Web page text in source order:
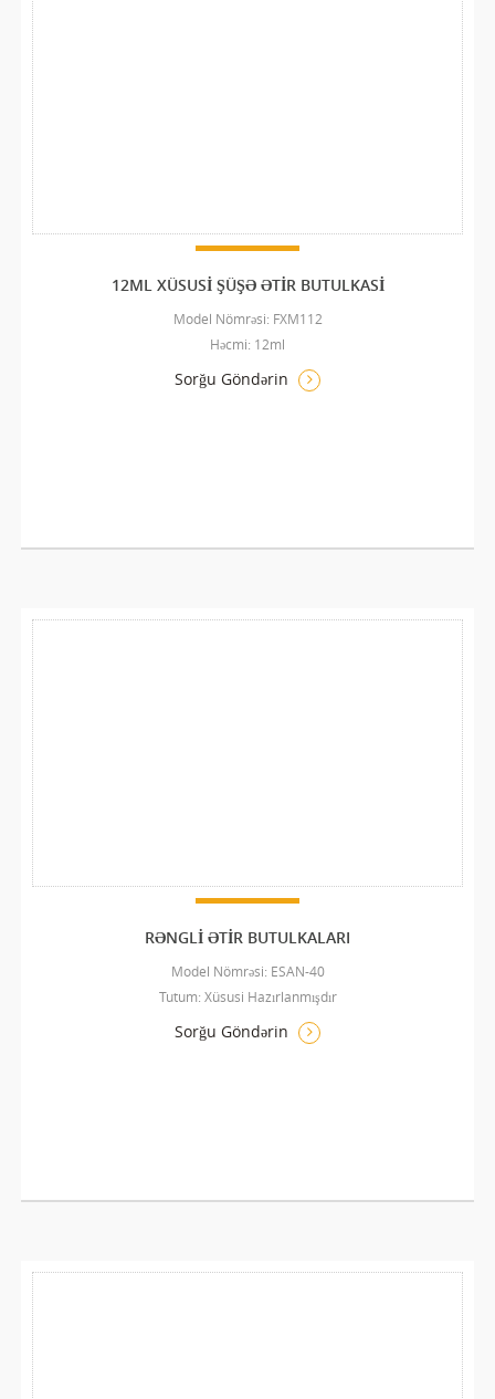
12ML XÜSUSI ŞÜŞƏ ƏTIR BUTULKASI
Model Nömrəsi: FXM112
Həcmi: 12ml
Sorğu Göndərin
RƏNGLI ƏTIR BUTULKALARI
Model Nömrəsi: ESAN-40
Tutum: Xüsusi Hazırlanmışdır
Sorğu Göndərin